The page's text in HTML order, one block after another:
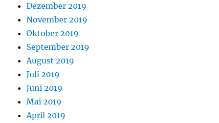
Dezember 2019
November 2019
Oktober 2019
September 2019
August 2019
Juli 2019
Juni 2019
Mai 2019
April 2019